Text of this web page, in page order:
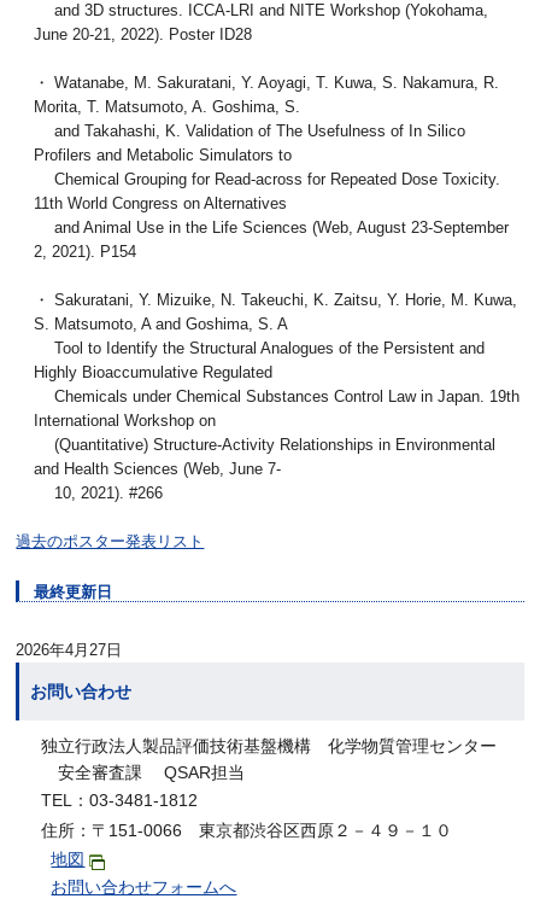
and 3D structures. ICCA-LRI and NITE Workshop (Yokohama,
June 20-21, 2022). Poster ID28
・ Watanabe, M. Sakuratani, Y. Aoyagi, T. Kuwa, S. Nakamura, R.
Morita, T. Matsumoto, A. Goshima, S.
and Takahashi, K. Validation of The Usefulness of In Silico
Profilers and Metabolic Simulators to
Chemical Grouping for Read-across for Repeated Dose Toxicity.
11th World Congress on Alternatives
and Animal Use in the Life Sciences (Web, August 23-September
2, 2021). P154
・ Sakuratani, Y. Mizuike, N. Takeuchi, K. Zaitsu, Y. Horie, M. Kuwa,
S. Matsumoto, A and Goshima, S. A
Tool to Identify the Structural Analogues of the Persistent and
Highly Bioaccumulative Regulated
Chemicals under Chemical Substances Control Law in Japan. 19th
International Workshop on
(Quantitative) Structure-Activity Relationships in Environmental
and Health Sciences (Web, June 7-
10, 2021). #266
過去のポスター発表リスト
最終更新日
2026年4月27日
お問い合わせ
独立行政法人製品評価技術基盤機構 化学物質管理センター
安全審査課 QSAR担当
TEL：03-3481-1812
住所：〒151-0066 東京都渋谷区西原２－４９－１０
地図
お問い合わせフォームへ